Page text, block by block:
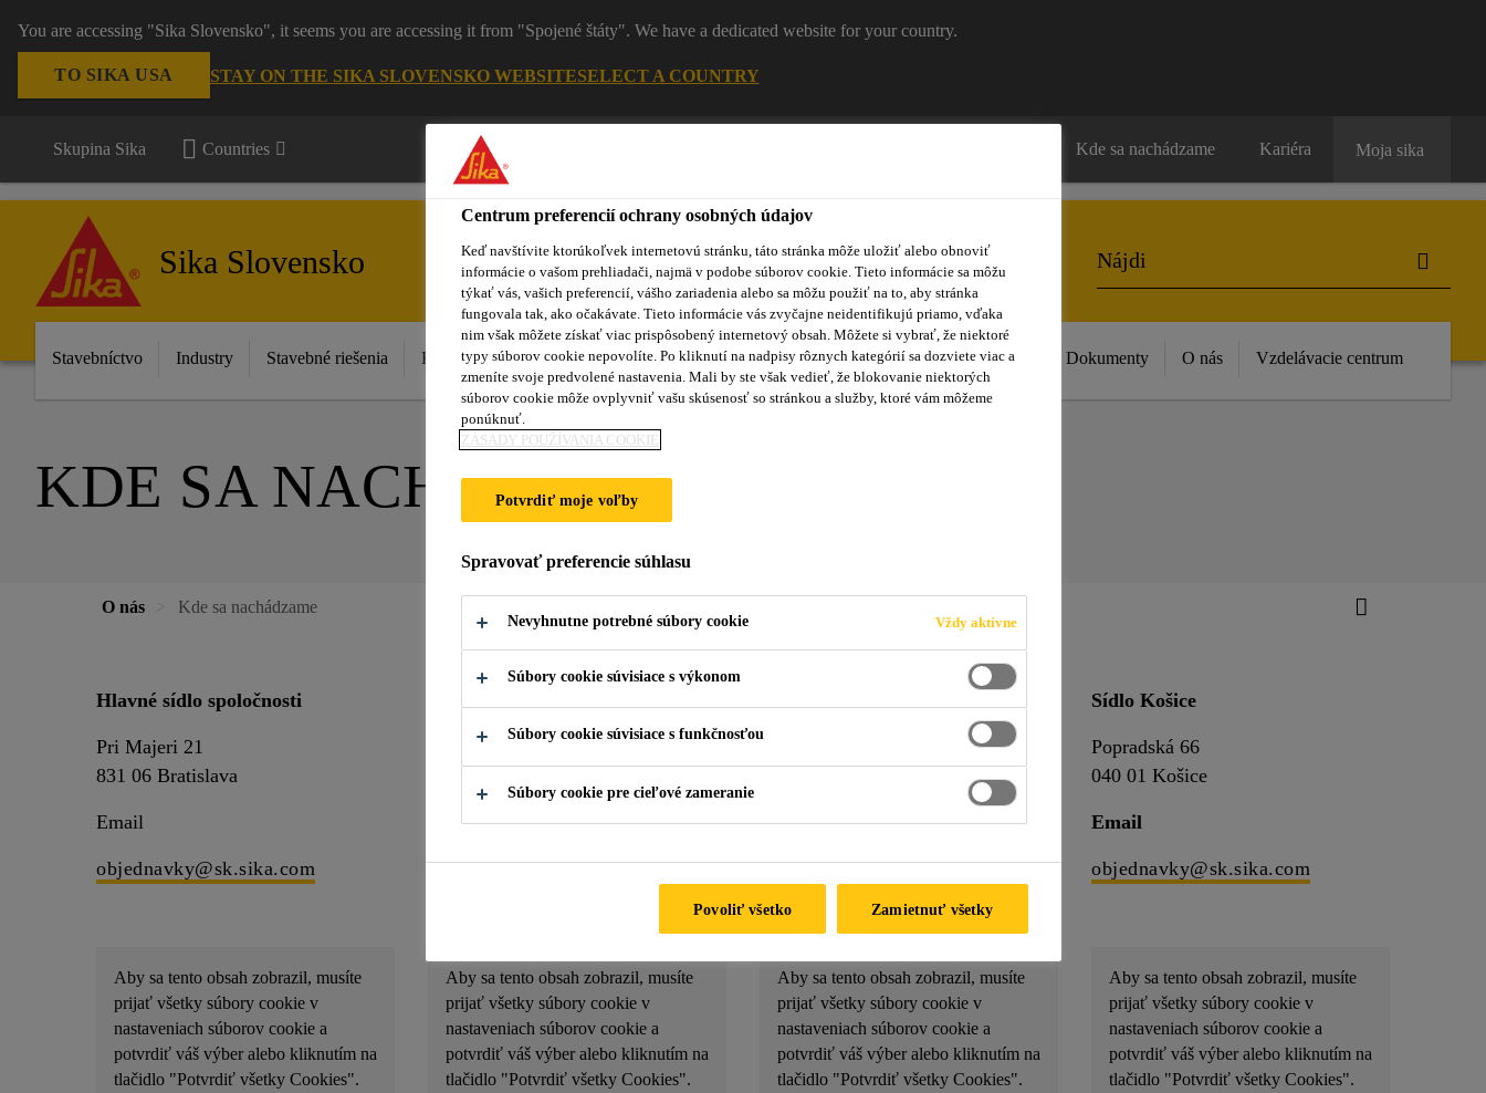
You are accessing "Sika Slovensko", it seems you are accessing it from "Spojené štáty". We have a dedicated website for your country.
TO SIKA USA STAY ON THE SIKA SLOVENSKO WEBSITESELECT A COUNTRY
Skupina Sika Countries Kde sa nachádzame Kariéra Moja sika
Sika Slovensko
Stavebníctvo Industry Stavebné riešenia Katalóg produktov Sikaflex® Purform® Blog Školenia Novinky Dokumenty O nás Vzdelávacie centrum
KDE SA NACHÁDZAME
O nás Kde sa nachádzame
Hlavné sídlo spoločnosti
Pri Majeri 21
831 06 Bratislava
Email
objednavky@sk.sika.com
Aby sa tento obsah zobrazil, musíte
prijať všetky súbory cookie v
nastaveniach súborov cookie a
potvrdiť váš výber alebo kliknutím na
tlačidlo "Potvrdiť všetky Cookies".
Rosinská cesta 8
Email
objednavky@sk.sika.com
Aby sa tento obsah zobrazil, musíte
prijať všetky súbory cookie v
nastaveniach súborov cookie a
potvrdiť váš výber alebo kliknutím na
tlačidlo "Potvrdiť všetky Cookies".
Email
objednavky@sk.sika.com
Aby sa tento obsah zobrazil, musíte
prijať všetky súbory cookie v
nastaveniach súborov cookie a
potvrdiť váš výber alebo kliknutím na
tlačidlo "Potvrdiť všetky Cookies".
Sídlo Košice
Popradská 66
040 01 Košice
Email
objednavky@sk.sika.com
Aby sa tento obsah zobrazil, musíte
prijať všetky súbory cookie v
nastaveniach súborov cookie a
potvrdiť váš výber alebo kliknutím na
tlačidlo "Potvrdiť všetky Cookies".
Centrum preferencií ochrany osobných údajov
Keď navštívite ktorúkoľvek internetovú stránku, táto stránka môže uložiť alebo obnoviť
informácie o vašom prehliadači, najmä v podobe súborov cookie. Tieto informácie sa môžu
týkať vás, vašich preferencií, vášho zariadenia alebo sa môžu použiť na to, aby stránka
fungovala tak, ako očakávate. Tieto informácie vás zvyčajne neidentifikujú priamo, vďaka
nim však môžete získať viac prispôsobený internetový obsah. Môžete si vybrať, že niektoré
typy súborov cookie nepovolíte. Po kliknutí na nadpisy rôznych kategórií sa dozviete viac a
zmeníte svoje predvolené nastavenia. Mali by ste však vedieť, že blokovanie niektorých
súborov cookie môže ovplyvniť vašu skúsenosť so stránkou a služby, ktoré vám môžeme
ponúknuť.
ZÁSADY POUŽÍVANIA COOKIE
Potvrdiť moje voľby
Spravovať preferencie súhlasu
Nevyhnutne potrebné súbory cookie Vždy aktívne
Súbory cookie súvisiace s výkonom
Súbory cookie súvisiace s funkčnosťou
Súbory cookie pre cieľové zameranie
Zamietnuť všetky
Povoliť všetko